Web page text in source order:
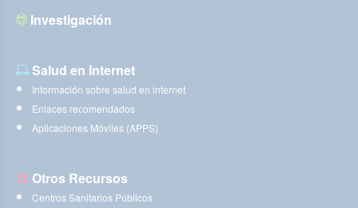
Investigación
Salud en Internet
Información sobre salud en internet
Enlaces recomendados
Aplicaciones Móviles (APPS)
Otros Recursos
Centros Sanitarios Públicos